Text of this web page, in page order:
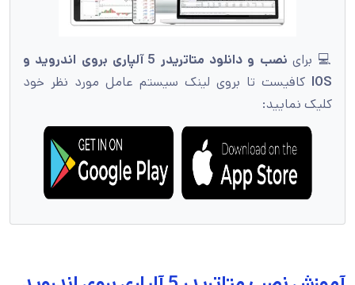
💻 برای
نصب و دانلود متاتریدر 5 آلپاری بروی اندروید و
IOS کافیست تا بروی لینک سیستم عامل مورد نظر خود
کلیک نمایید: